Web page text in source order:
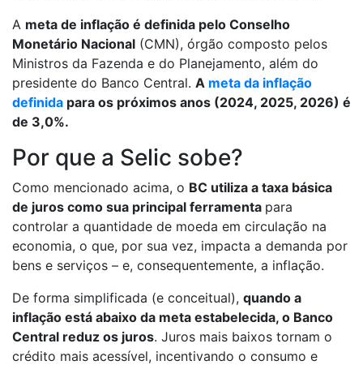
A meta de inflação é definida pelo Conselho
Monetário Nacional (CMN), órgão composto pelos
Ministros da Fazenda e do Planejamento, além do
presidente do Banco Central. A meta da inflação
definida para os próximos anos (2024, 2025, 2026) é
de 3,0%.
Por que a Selic sobe?
Como mencionado acima, o BC utiliza a taxa básica
de juros como sua principal ferramenta para
controlar a quantidade de moeda em circulação na
economia, o que, por sua vez, impacta a demanda por
bens e serviços – e, consequentemente, a inflação.
De forma simplificada (e conceitual), quando a
inflação está abaixo da meta estabelecida, o Banco
Central reduz os juros. Juros mais baixos tornam o
crédito mais acessível, incentivando o consumo e